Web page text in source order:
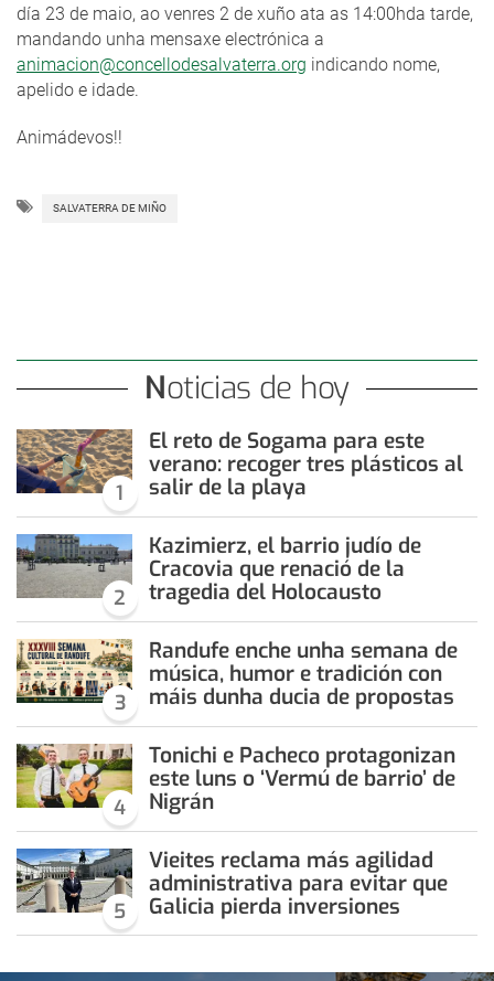
día 23 de maio, ao venres 2 de xuño ata as 14:00hda tarde,
mandando unha mensaxe electrónica a
animacion@concellodesalvaterra.org indicando nome,
apelido e idade.
Animádevos!!
SALVATERRA DE MIÑO
Noticias de hoy
1
El reto de Sogama para este
verano: recoger tres plásticos al
salir de la playa
2
Kazimierz, el barrio judío de
Cracovia que renació de la
tragedia del Holocausto
3
Randufe enche unha semana de
música, humor e tradición con
máis dunha ducia de propostas
4
Tonichi e Pacheco protagonizan
este luns o ‘Vermú de barrio’ de
Nigrán
5
Vieites reclama más agilidad
administrativa para evitar que
Galicia pierda inversiones